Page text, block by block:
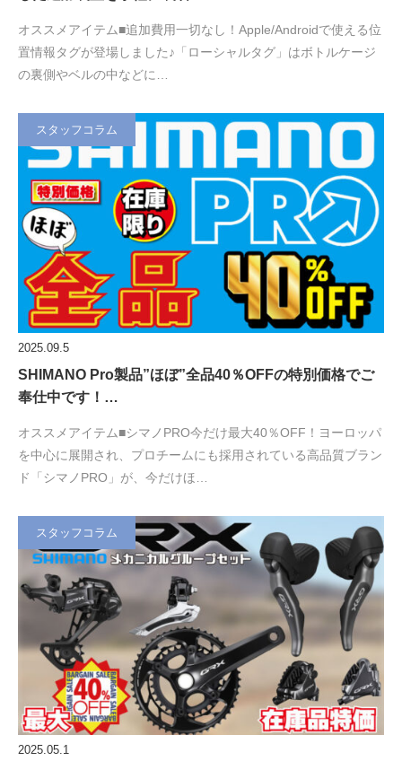
オススメアイテム■追加費用一切なし！Apple/Androidで使える位
置情報タグが登場しました♪「ローシャルタグ」はボトルケージ
の裏側やベルの中などに…
スタッフコラム
2025.09.5
SHIMANO Pro製品”ほぼ”全品40％OFFの特別価格でご
奉仕中です！…
オススメアイテム■シマノPRO今だけ最大40％OFF！ヨーロッパ
を中心に展開され、プロチームにも採用されている高品質ブラン
ド「シマノPRO」が、今だけほ…
スタッフコラム
2025.05.1